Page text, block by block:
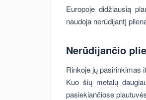
Europoje didžiausią
naudoja nerūdijantį
Nerūdijančio
Rinkoje jų pasirinkimas
Kuo šių metalų
pasiekiančiose